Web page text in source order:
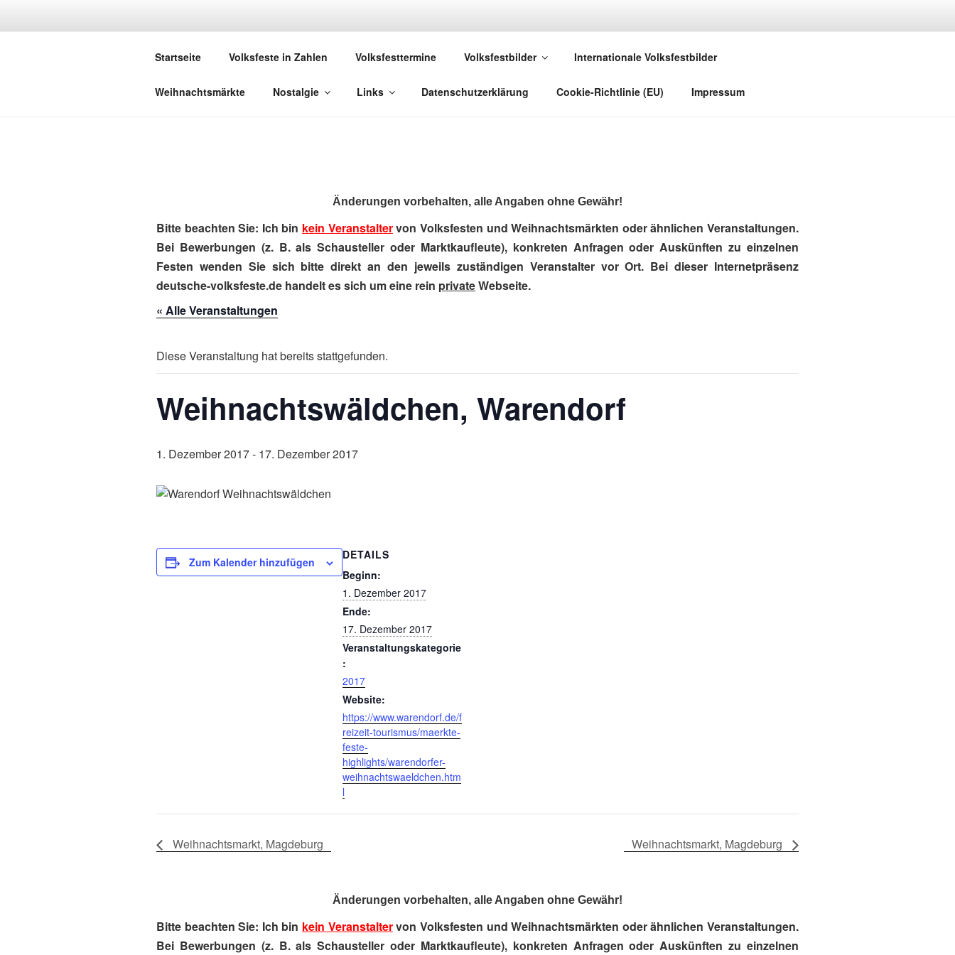
DEUTSCHE VOLKSFESTE
Startseite Volksfeste in Zahlen Volksfesttermine Volksfestbilder Internationale Volksfestbilder
Weihnachtsmärkte Nostalgie Links Datenschutzerklärung Cookie-Richtlinie (EU) Impressum
Änderungen vorbehalten, alle Angaben ohne Gewähr!
Bitte beachten Sie: Ich bin kein Veranstaltervon Volksfesten und Weihnachtsmärkten oder ähnlichen Veranstaltungen.
Bei Bewerbungen (z. B. als Schausteller oder Marktkaufleute), konkreten Anfragen oder Auskünften zu einzelnen
Festen wenden Sie sich bitte direkt an den jeweils zuständigen Veranstalter vor Ort. Bei dieser Internetpräsenz
deutsche-volksfeste.de handelt es sich um eine rein privateWebseite.
« Alle Veranstaltungen
Diese Veranstaltung hat bereits stattgefunden.
Weihnachtswäldchen, Warendorf
1. Dezember 2017- 17. Dezember 2017
Zum Kalender hinzufügen
DETAILS
Beginn:
1. Dezember 2017
Ende:
17. Dezember 2017
Veranstaltungskategorie
:
2017
Website:
https://www.warendorf.de/f
reizeit-tourismus/maerkte-
feste-
highlights/warendorfer-
weihnachtswaeldchen.htm
l
Weihnachtsmarkt, Magdeburg Weihnachtsmarkt, Magdeburg
Änderungen vorbehalten, alle Angaben ohne Gewähr!
Bitte beachten Sie: Ich bin kein Veranstaltervon Volksfesten und Weihnachtsmärkten oder ähnlichen Veranstaltungen.
Bei Bewerbungen (z. B. als Schausteller oder Marktkaufleute), konkreten Anfragen oder Auskünften zu einzelnen